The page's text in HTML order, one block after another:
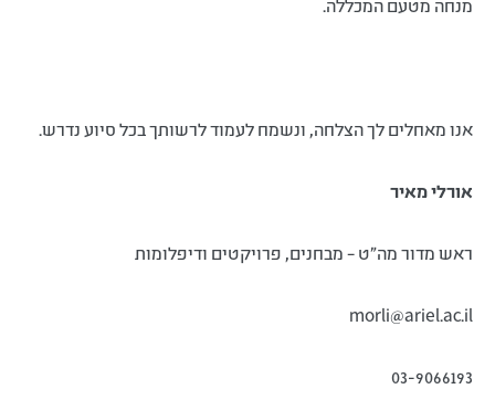
אנו מאחלים לך הצלחה, ונשמח לעמוד לרשותך בכל סיוע נדרש.
אורלי מאיר
ראש מדור מה"ט – מבחנים, פרויקטים ודיפלומות
morli@ariel.ac.il
03-9066193